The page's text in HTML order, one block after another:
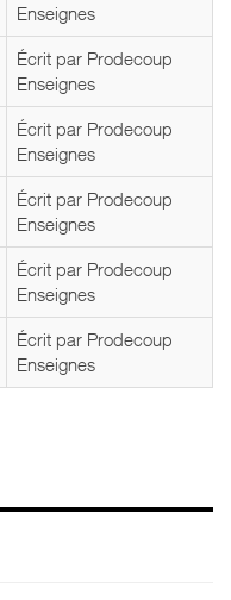
Enseignes
Écrit par Prodecoup
Enseignes
Écrit par Prodecoup
Enseignes
Écrit par Prodecoup
Enseignes
Écrit par Prodecoup
Enseignes
Écrit par Prodecoup
Enseignes